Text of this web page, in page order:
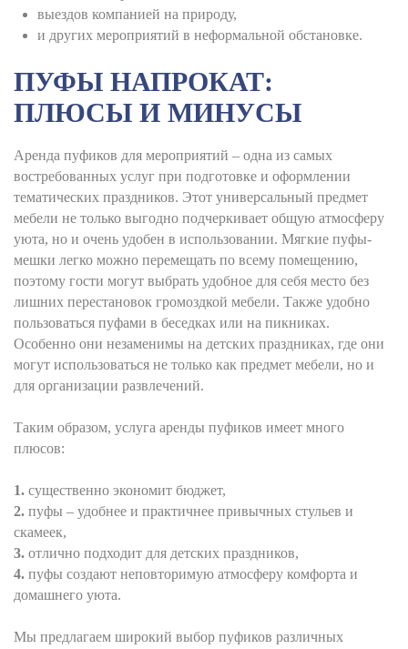
выездов компанией на природу,
и других мероприятий в неформальной обстановке.
ПУФЫ НАПРОКАТ:
ПЛЮСЫ И МИНУСЫ
Аренда пуфиков для мероприятий – одна из самых
востребованных услуг при подготовке и оформлении
тематических праздников. Этот универсальный предмет
мебели не только выгодно подчеркивает общую атмосферу
уюта, но и очень удобен в использовании. Мягкие пуфы-
мешки легко можно перемещать по всему помещению,
поэтому гости могут выбрать удобное для себя место без
лишних перестановок громоздкой мебели. Также удобно
пользоваться пуфами в беседках или на пикниках.
Особенно они незаменимы на детских праздниках, где они
могут использоваться не только как предмет мебели, но и
для организации развлечений.
Таким образом, услуга аренды пуфиков имеет много
плюсов:
существенно экономит бюджет,
пуфы – удобнее и практичнее привычных стульев и
скамеек,
отлично подходит для детских праздников,
пуфы создают неповторимую атмосферу комфорта и
домашнего уюта.
Мы предлагаем широкий выбор пуфиков различных